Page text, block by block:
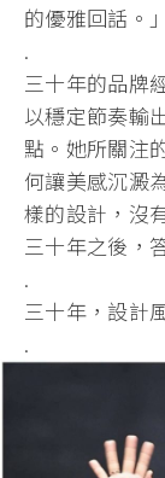
的優雅回話。」
.
三十年的品牌
以穩定節奏輸
點。她所關注
何讓美感沉澱
樣的設計，沒
三十年之後，
.
三十年，設計
.